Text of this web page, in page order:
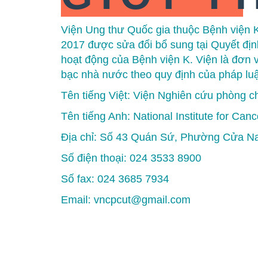
Viện Ung thư Quốc gia thuộc Bệnh viện
2017 được sửa đổi bổ sung tại Quyết
hoạt động của Bệnh viện K. Viện là
bạc nhà nước theo quy định của pháp
Tên tiếng Việt: Viện Nghiên cứu phòng
Tên tiếng Anh: National Institute for
Địa chỉ: Số 43 Quán Sứ, Phường Cửa
Số điện thoại: 024 3533 8900
Số fax: 024 3685 7934
Email: vncpcut@gmail.com